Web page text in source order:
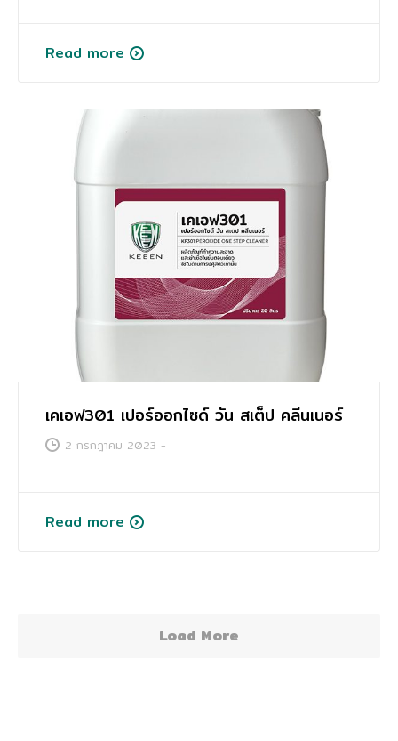
Read more
COP
เคเอฟ301 เปอร์ออกไซด์ วัน สเต็ป คลีนเนอร์
2 กรกฎาคม 2023 -
Read more
Load More